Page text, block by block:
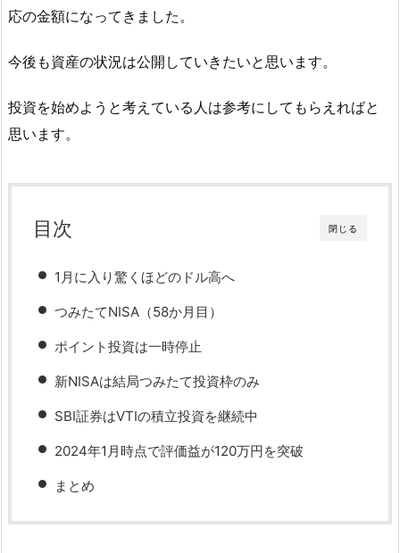
応の金額になってきました。
今後も資産の状況は公開していきたいと思います。
投資を始めようと考えている人は参考にしてもらえればと
思います。
閉じる
目次
1月に入り驚くほどのドル高へ
つみたてNISA（58か月目）
ポイント投資は一時停止
新NISAは結局つみたて投資枠のみ
SBI証券はVTIの積立投資を継続中
2024年1月時点で評価益が120万円を突破
まとめ